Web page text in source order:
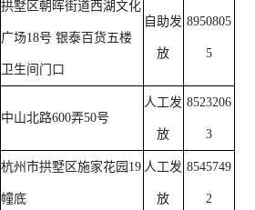
拱墅区朝晖街道西湖文化
广场18号 银泰百货五楼
卫生间门口
自助发
放
8950805
5
中山北路600弄50号
人工发
放
8523206
3
杭州市拱墅区施家花园19
幢底
人工发
放
8545749
2